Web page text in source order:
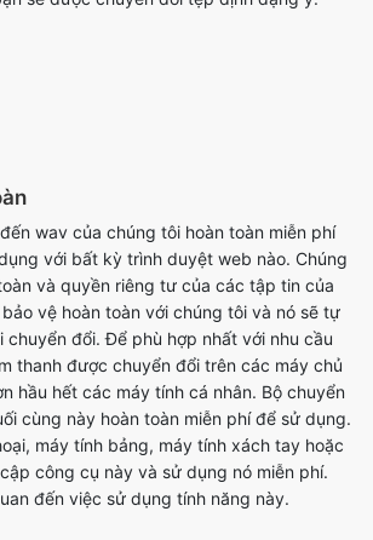
với bất kỳ trình duyệt web nào. Chúng
và quyền riêng tư của các tập tin của
vệ hoàn toàn với chúng tôi và nó sẽ tự
chuyển đổi. Để phù hợp nhất với nhu cầu
thanh được chuyển đổi trên các máy chủ
hầu hết các máy tính cá nhân. Bộ chuyển
cùng này hoàn toàn miễn phí để sử dụng.
máy tính bảng, máy tính xách tay hoặc
công cụ này và sử dụng nó miễn phí.
đến việc sử dụng tính năng này.